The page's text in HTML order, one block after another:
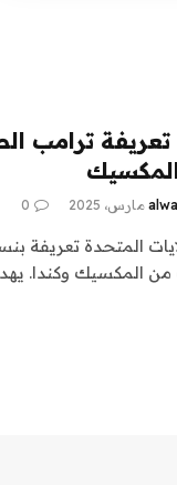
ترامب
0
المكسيك وكندا.